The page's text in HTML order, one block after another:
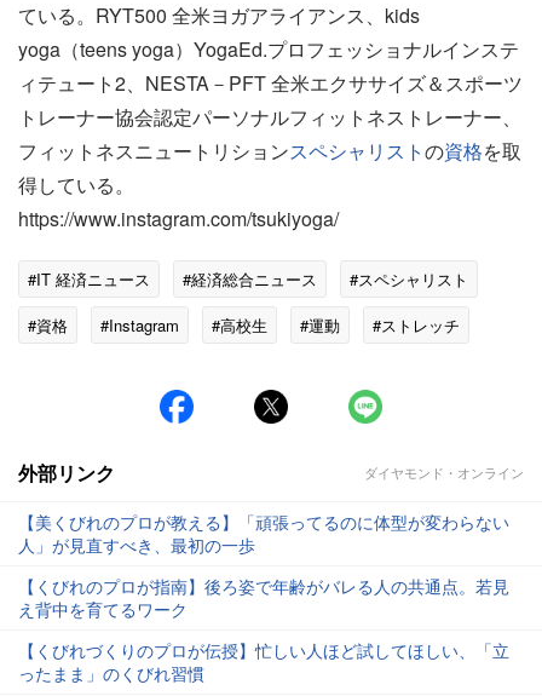
ている。RYT500 全米ヨガアライアンス、kids
yoga（teens yoga）YogaEd.プロフェッショナルインステ
ィテュート2、NESTA－PFT 全米エクササイズ＆スポーツ
トレーナー協会認定パーソナルフィットネストレーナー、
フィットネスニュートリションスペシャリストの資格を取
得している。
https://www.instagram.com/tsukiyoga/
#IT 経済ニュース #経済総合ニュース
#スペシャリスト
#資格
#Instagram #高校生 #運動
#ストレッチ
外部リンク ダイヤモンド・オンライン
【美くびれのプロが教える】「頑張ってるのに体型が変わらない
人」が見直すべき、最初の一歩
【くびれのプロが指南】後ろ姿で年齢がバレる人の共通点。若見
え背中を育てるワーク
【くびれづくりのプロが伝授】忙しい人ほど試してほしい、「立
ったまま」のくびれ習慣